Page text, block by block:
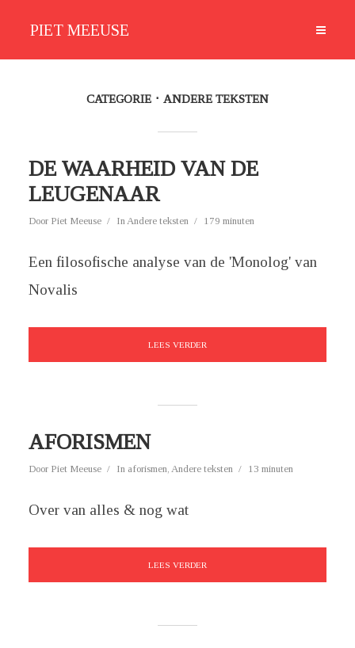
PIET MEEUSE
CATEGORIE ANDERE TEKSTEN
DE WAARHEID VAN DE
LEUGENAAR
Door Piet Meeuse InAndere teksten 179 minuten
Een filosofische analyse van de 'Monolog' van
Novalis
LEES VERDER
AFORISMEN
Door Piet Meeuse In aforismen, Andere teksten 13 minuten
Over van alles & nog wat
LEES VERDER